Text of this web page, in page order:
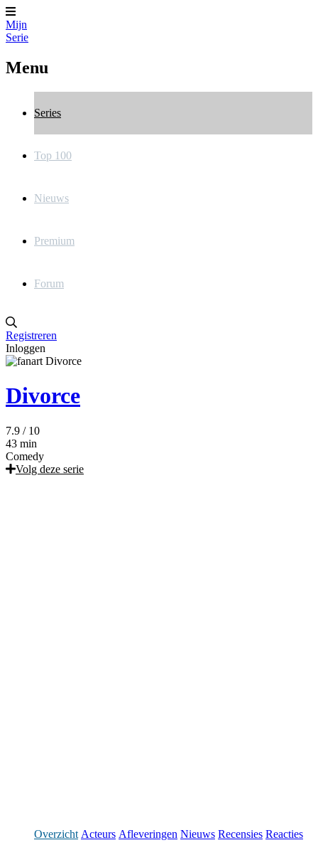
Mijn
Serie
Menu
Series
Top 100
Nieuws
Premium
Forum
Registreren
Inloggen
Divorce
7.9 / 10
43 min
Comedy
Volg deze serie
Overzicht Acteurs Afleveringen Nieuws Recensies Reacties